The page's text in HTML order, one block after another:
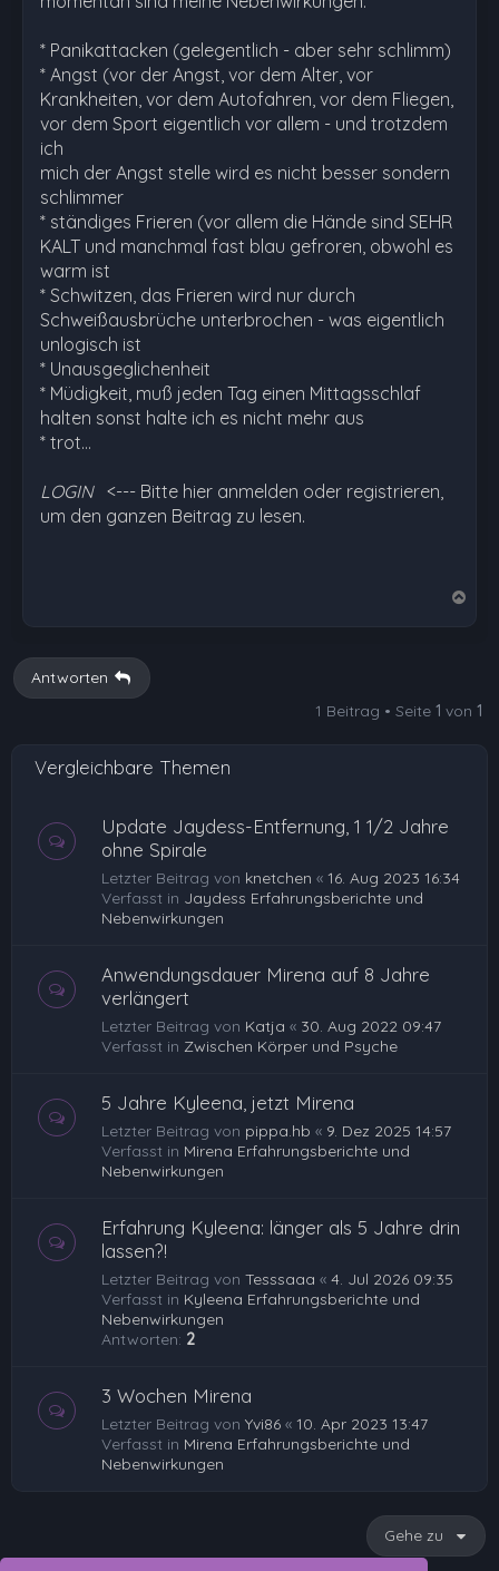
* Panikattacken (gelegentlich - aber sehr schlimm)
* Angst (vor der Angst, vor dem Alter, vor
Krankheiten, vor dem Autofahren, vor dem Fliegen,
vor dem Sport eigentlich vor allem - und trotzdem
ich
mich der Angst stelle wird es nicht besser sondern
schlimmer
* ständiges Frieren (vor allem die Hände sind SEHR
KALT und manchmal fast blau gefroren, obwohl es
warm ist
* Schwitzen, das Frieren wird nur durch
Schweißausbrüche unterbrochen - was eigentlich
unlogisch ist
* Unausgeglichenheit
* Müdigkeit, muß jeden Tag einen Mittagsschlaf
halten sonst halte ich es nicht mehr aus
* trot…
LOGIN <--- Bitte hier anmelden oder registrieren,
um den ganzen Beitrag zu lesen.
b
Antworten
1 Beitrag • Seite 1 von 1
Vergleichbare Themen
Update Jaydess-Entfernung, 1 1/2 Jahre
ohne Spirale
Letzter Beitrag von knetchen « 16. Aug 2023 16:34
Verfasst in Jaydess Erfahrungsberichte und
Nebenwirkungen
Anwendungsdauer Mirena auf 8 Jahre
verlängert
Letzter Beitrag von Katja « 30. Aug 2022 09:47
Verfasst in Zwischen Körper und Psyche
5 Jahre Kyleena, jetzt Mirena
Letzter Beitrag von pippa.hb « 9. Dez 2025 14:57
Verfasst in Mirena Erfahrungsberichte und
Nebenwirkungen
Erfahrung Kyleena: länger als 5 Jahre drin
lassen?!
Letzter Beitrag von Tesssaaa « 4. Jul 2026 09:35
Verfasst in Kyleena Erfahrungsberichte und
Nebenwirkungen
Antworten: 2
3 Wochen Mirena
Letzter Beitrag von Yvi86 « 10. Apr 2023 13:47
Verfasst in Mirena Erfahrungsberichte und
Nebenwirkungen
Gehe zu